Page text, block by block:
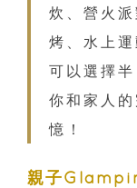
炊、營火
烤、水上
可以選擇
你和家人
憶！
親子